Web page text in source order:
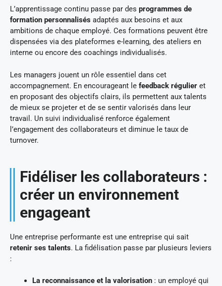
L’apprentissage continu passe par des programmes de
formation personnalisés adaptés aux besoins et aux
ambitions de chaque employé. Ces formations peuvent être
dispensées via des plateformes e-learning, des ateliers en
interne ou encore des coachings individualisés.
Les managers jouent un rôle essentiel dans cet
accompagnement. En encourageant le feedback régulier et
en proposant des objectifs clairs, ils permettent aux talents
de mieux se projeter et de se sentir valorisés dans leur
travail. Un suivi individualisé renforce également
l’engagement des collaborateurs et diminue le taux de
turnover.
Fidéliser les collaborateurs :
créer un environnement
engageant
Une entreprise performante est une entreprise qui sait
retenir ses talents. La fidélisation passe par plusieurs leviers
:
La reconnaissance et la valorisation : un employé qui